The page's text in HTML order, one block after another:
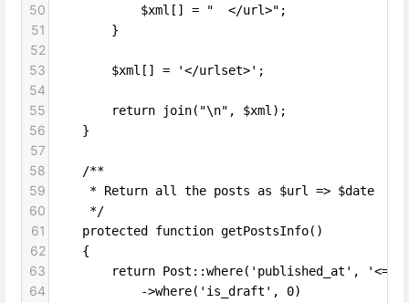
50
            $xml[] = "  </url>";
51
        }
52
53
        $xml[] = '</urlset>';
54
55
        return join("\n", $xml);
56
    }
57
58
    /**
59
     * Return all the posts as $url => $date
60
     */
61
    protected function getPostsInfo()
62
    {
63
return Post::where('published_at', '<=',
64
            ->where('is_draft', 0)